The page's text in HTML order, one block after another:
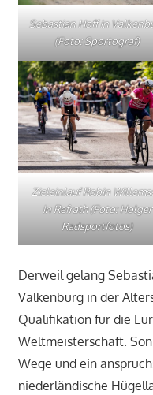
Sebastian Hoff in
(Foto: Sportograf)
Zieleinlauf Robin
in Refrath (Foto: Holger
Radsportfotos)
Derweil gelang
Valkenburg in der
Qualifikation für die
Weltmeisterschaft.
Wege und ein
niederländische